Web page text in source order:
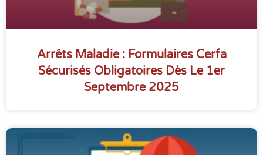
Arrêts Maladie : Formulaires Cerfa
Sécurisés Obligatoires Dès Le 1er
Septembre 2025